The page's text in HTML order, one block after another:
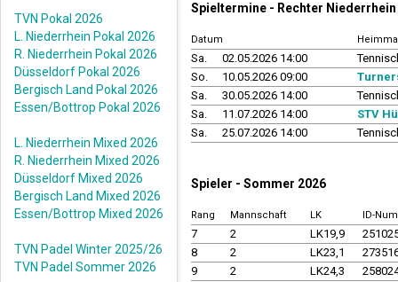
TVN Pokal 2026
L. Niederrhein Pokal 2026
R. Niederrhein Pokal 2026
Düsseldorf Pokal 2026
Bergisch Land Pokal 2026
Essen/Bottrop Pokal 2026
L. Niederrhein Mixed 2026
R. Niederrhein Mixed 2026
Düsseldorf Mixed 2026
Bergisch Land Mixed 2026
Essen/Bottrop Mixed 2026
TVN Padel Winter 2025/26
TVN Padel Sommer 2026
Spieltermine - Rechter
Datum
Sa. 02.05.2026 14:00
So.
10.05.2026 09:00
Sa.
30.05.2026 14:00
Sa.
11.07.2026 14:00
STV
Sa.
25.07.2026 14:00
Spieler - Sommer 2026
Rang Mannschaft LK ID-
7 2 LK19,9
8
2 LK23,1
9
2 LK24,3